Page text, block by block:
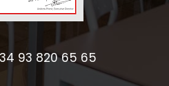
93 820 65 65